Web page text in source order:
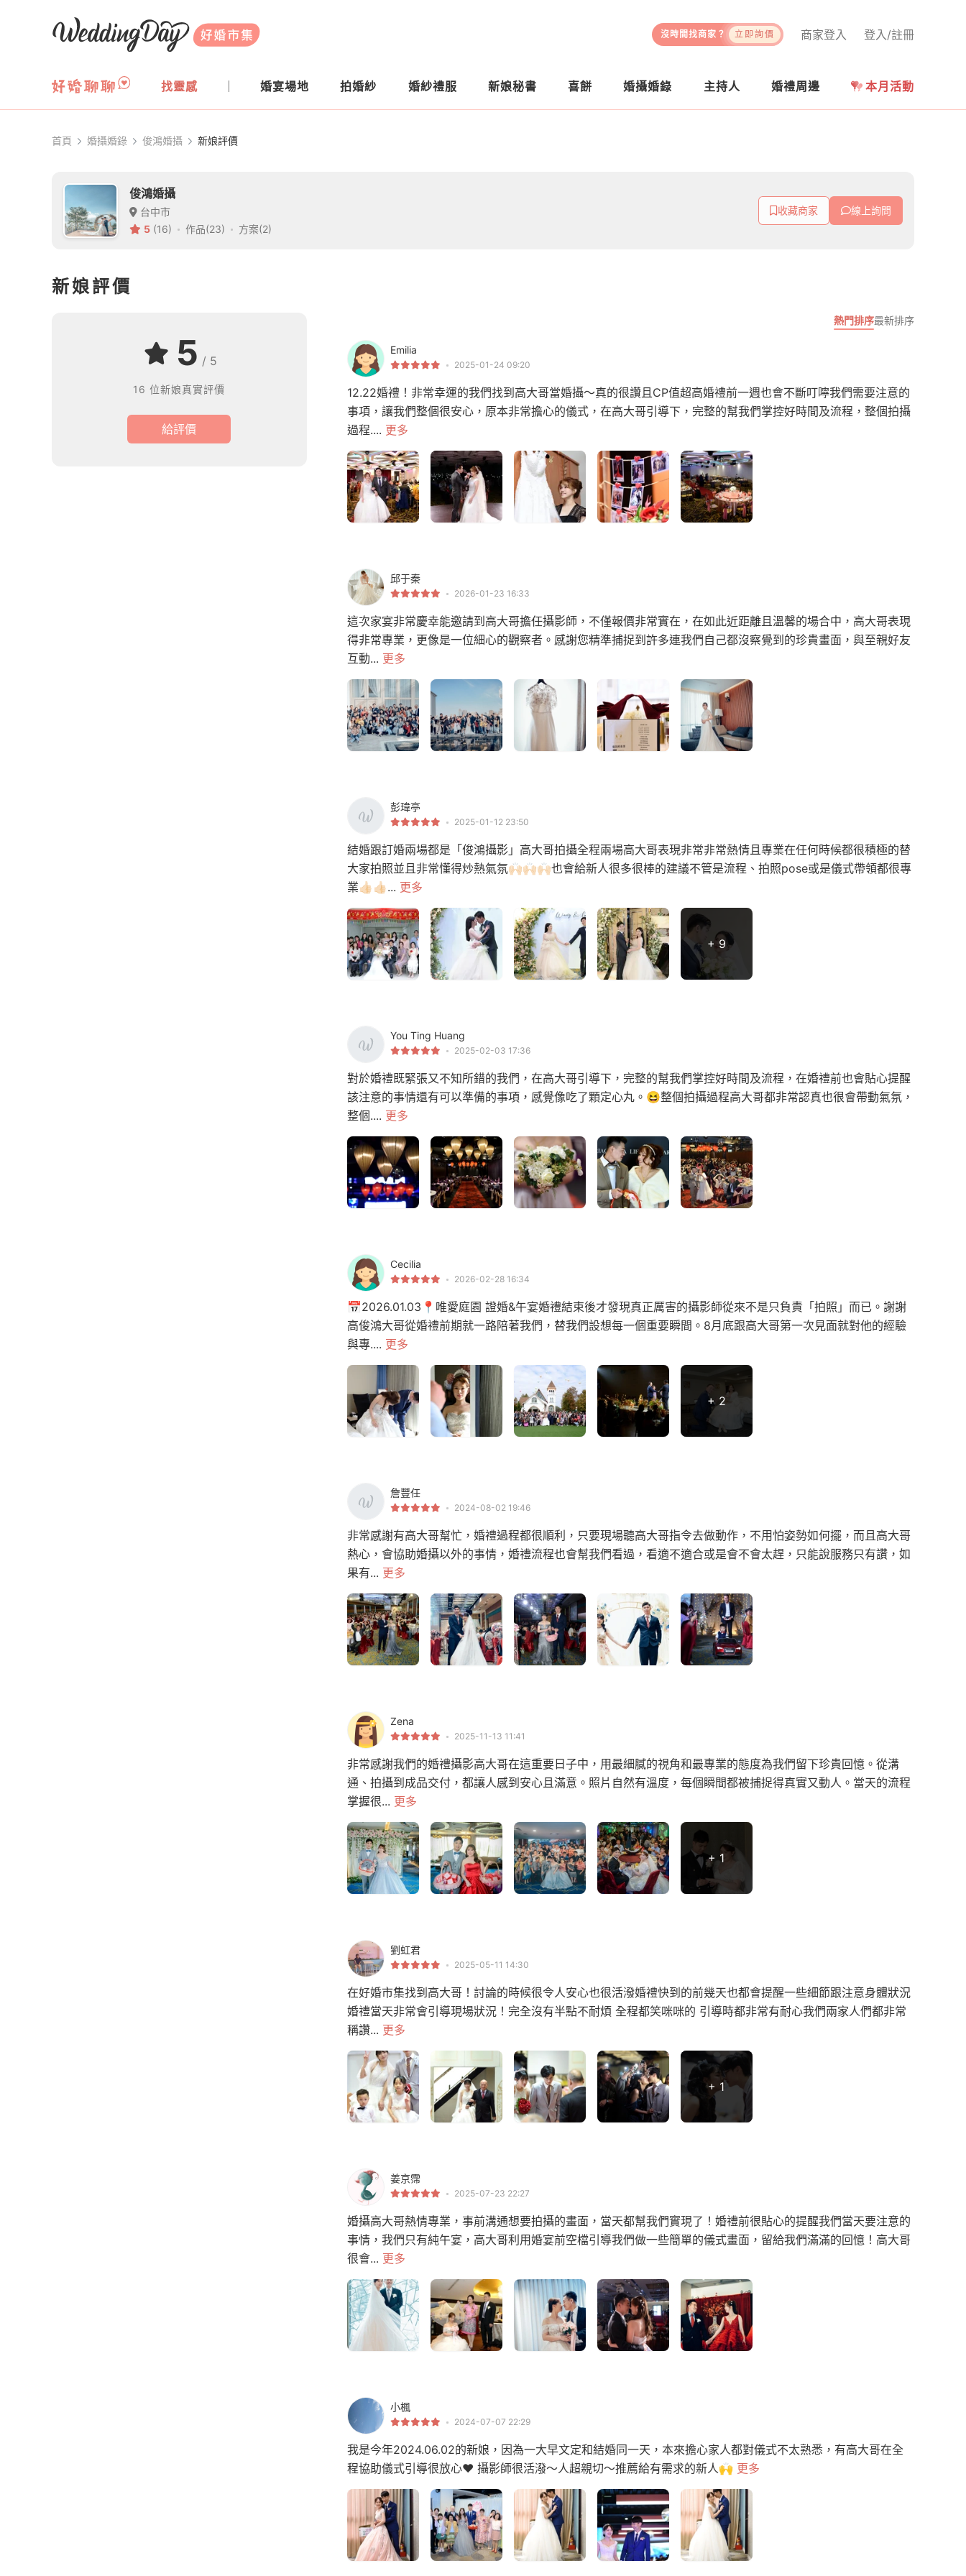
WeddingDay 好婚市集
登入/註冊
商家登入
沒時間找商家？ 立即詢價
找靈感 婚宴場地 拍婚紗 婚紗禮服 新娘秘書 喜餅 婚攝婚錄 主持人 婚禮周邊 本月活動
首頁 婚攝婚錄 俊鴻婚攝 新娘評價
俊鴻婚攝
台中市
5 (16) 作品(23) 方案(2)
收藏商家 線上詢問
新娘評價
5 / 5
16 位新娘真實評價
給評價
熱門排序最新排序
Emilia
2025-01-24 09:20
12.22婚禮！非常幸運的我們找到高大哥當婚攝～真的很讚且CP值超高婚禮前一週也會不斷叮嚀我們需要注意的
事項，讓我們整個很安心，原本非常擔心的儀式，在高大哥引導下，完整的幫我們掌控好時間及流程，整個拍攝
過程.... 更多
邱于秦
2026-01-23 16:33
這次家宴非常慶幸能邀請到高大哥擔任攝影師，不僅報價非常實在，在如此近距離且溫馨的場合中，高大哥表現
得非常專業，更像是一位細心的觀察者。感謝您精準捕捉到許多連我們自己都沒察覺到的珍貴畫面，與至親好友
互動... 更多
彭瑋亭
2025-01-12 23:50
結婚跟訂婚兩場都是「俊鴻攝影」高大哥拍攝全程兩場高大哥表現非常非常熱情且專業在任何時候都很積極的替
大家拍照並且非常懂得炒熱氣氛🙌🏻🙌🏻🙌🏻也會給新人很多很棒的建議不管是流程、拍照pose或是儀式帶領都很專
業👍🏻👍🏻... 更多
+ 9
You Ting Huang
2025-02-03 17:36
對於婚禮既緊張又不知所錯的我們，在高大哥引導下，完整的幫我們掌控好時間及流程，在婚禮前也會貼心提醒
該注意的事情還有可以準備的事項，感覺像吃了顆定心丸。😆整個拍攝過程高大哥都非常認真也很會帶動氣氛，
整個.... 更多
Cecilia
2026-02-28 16:34
📅2026.01.03📍唯愛庭園 證婚&午宴婚禮結束後才發現真正厲害的攝影師從來不是只負責「拍照」而已。謝謝
高俊鴻大哥從婚禮前期就一路陪著我們，替我們設想每一個重要瞬間。8月底跟高大哥第一次見面就對他的經驗
與專.... 更多
+ 2
詹豐任
2024-08-02 19:46
非常感謝有高大哥幫忙，婚禮過程都很順利，只要現場聽高大哥指令去做動作，不用怕姿勢如何擺，而且高大哥
熱心，會協助婚攝以外的事情，婚禮流程也會幫我們看過，看適不適合或是會不會太趕，只能說服務只有讚，如
果有... 更多
Zena
2025-11-13 11:41
非常感謝我們的婚禮攝影高大哥在這重要日子中，用最細膩的視角和最專業的態度為我們留下珍貴回憶。從溝
通、拍攝到成品交付，都讓人感到安心且滿意。照片自然有溫度，每個瞬間都被捕捉得真實又動人。當天的流程
掌握很... 更多
+ 1
劉虹君
2025-05-11 14:30
在好婚市集找到高大哥！討論的時候很令人安心也很活潑婚禮快到的前幾天也都會提醒一些細節跟注意身體狀況
婚禮當天非常會引導現場狀況！完全沒有半點不耐煩 全程都笑咪咪的 引導時都非常有耐心我們兩家人們都非常
稱讚... 更多
+ 1
姜京霈
2025-07-23 22:27
婚攝高大哥熱情專業，事前溝通想要拍攝的畫面，當天都幫我們實現了！婚禮前很貼心的提醒我們當天要注意的
事情，我們只有純午宴，高大哥利用婚宴前空檔引導我們做一些簡單的儀式畫面，留給我們滿滿的回憶！高大哥
很會... 更多
小楓
2024-07-07 22:29
我是今年2024.06.02的新娘，因為一大早文定和結婚同一天，本來擔心家人都對儀式不太熟悉，有高大哥在全
程協助儀式引導很放心❤️ 攝影師很活潑～人超親切～推薦給有需求的新人🙌 更多